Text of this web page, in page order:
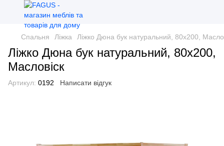
Спальня Ліжка Ліжко Дюна бук натуральний, 80х200,
Ліжко Дюна бук натуральний, 80х200,
Масловіск
Артикул: 0192 Написати відгук